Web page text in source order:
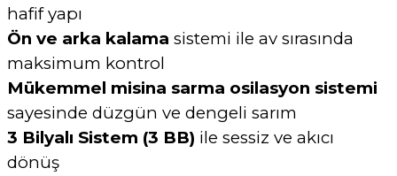
hafif yapı
Ön ve arka kalama sistemi ile av sırasında
maksimum kontrol
Mükemmel misina sarma osilasyon sistemi
sayesinde düzgün ve dengeli sarım
3 Bilyalı Sistem (3 BB) ile sessiz ve akıcı
dönüş